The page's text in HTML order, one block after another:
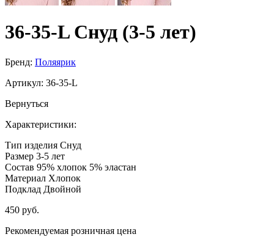
36-35-L Снуд (3-5 лет)
Бренд: Поляярик
Артикул: 36-35-L
Вернуться
Характеристики:
Тип изделия Снуд
Размер 3-5 лет
Состав 95% хлопок 5% эластан
Материал Хлопок
Подклад Двойной
450 руб.
Рекомендуемая розничная цена